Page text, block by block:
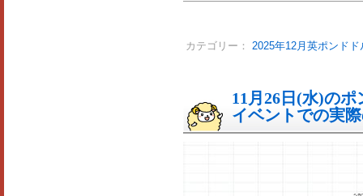
カテゴリー： 2025年12月英ポンドド
11月26日(水)の
イベントでの実